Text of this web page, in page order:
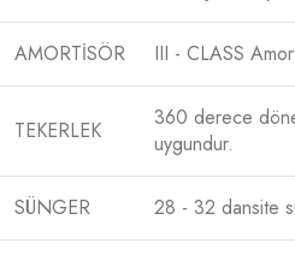
AMORTİSÖR III - CLASS
TEKERLEK
360 derece
uygundur.
SÜNGER 28 - 32 dansite